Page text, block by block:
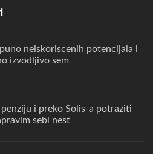
neiskoriscenih potencijala i
izvodljivo sem
i preko Solis-a potraziti
sebi nest